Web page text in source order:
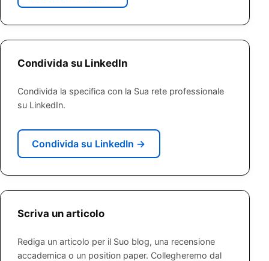
Condivida su LinkedIn
Condivida la specifica con la Sua rete professionale
su LinkedIn.
Condivida su LinkedIn →
Scriva un articolo
Rediga un articolo per il Suo blog, una recensione
accademica o un position paper. Collegheremo dal